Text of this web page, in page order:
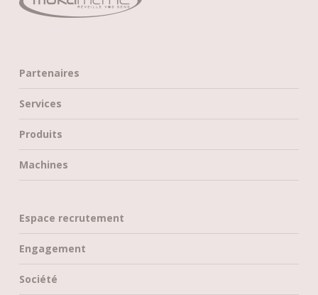
Partenaires
Services
Produits
Machines
Espace recrutement
Engagement
Société